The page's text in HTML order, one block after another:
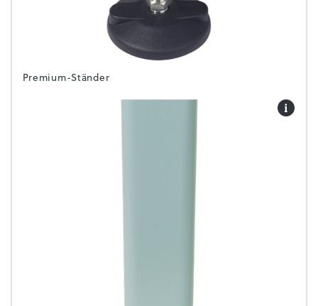
Premium-Ständer